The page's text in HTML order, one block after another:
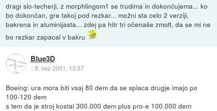
dragi slo-techerji, z morphlingom1 se trudima in dokončujema... ko
bo dokončan, gre takoj pod rezkar... možni sta celo 2 verziji,
bakrena in aluminijasta... zdej pa hitr tri očenaše zmolt, da se mi ne
bo rezkar zapacal v bakru
Blue3D
::6. sep 2001, 13:37
Boeing: ura mora biti vsaj 80 dem da se splaca drugje imajo po
100-120 dem
s tem da je stroj kostal 300.000 dem plus pro-e 100.000 dem